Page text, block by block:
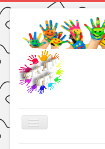
Включить/